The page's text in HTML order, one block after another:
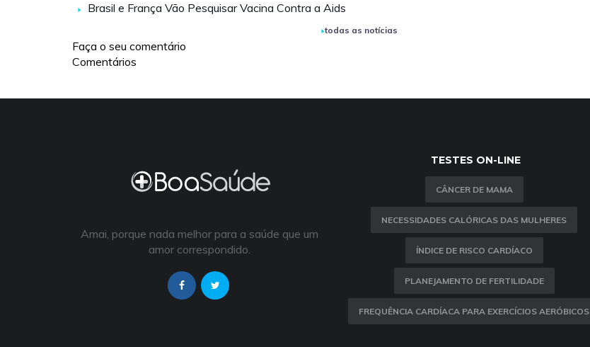
Brasil e França Vão Pesquisar Vacina Contra a Aids
todas as notícias
Faça o seu comentário
Comentários
Amai, porque nada melhor para a saúde que um
amor correspondido.
TESTES ON-LINE
CÂNCER DE MAMA
NECESSIDADES CALÓRICAS DAS MULHERES
ÍNDICE DE RISCO CARDÍACO
PLANEJAMENTO DE FERTILIDADE
FREQUÊNCIA CARDÍACA PARA EXERCÍCIOS AERÓBICOS